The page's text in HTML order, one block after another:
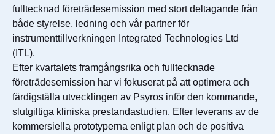
fulltecknad företrädesemission med stort deltagande från
både styrelse, ledning och vår partner för
instrumenttillverkningen Integrated Technologies Ltd
(ITL).
Efter kvartalets framgångsrika och fulltecknade
företrädesemission har vi fokuserat på att optimera och
färdigställa utvecklingen av Psyros inför den kommande,
slutgiltiga kliniska prestandastudien. Efter leverans av de
kommersiella prototyperna enligt plan och de positiva